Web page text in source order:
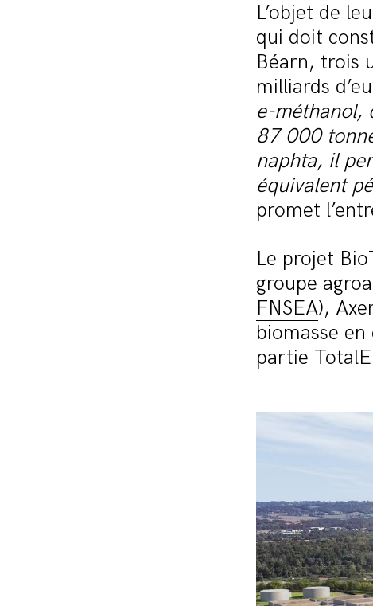
L’objet de
qui doit
Béarn, trois
milliards
e-méthanol,
87 000
naphta, il
équivalent
promet
Le projet
groupe
FNSEA),
biomasse
partie